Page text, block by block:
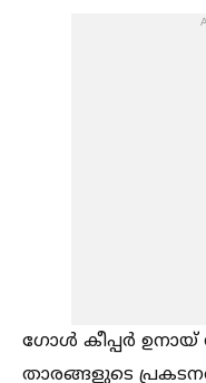
ഗോള്‍ കീപ്പർ
താരങ്ങളുടെ